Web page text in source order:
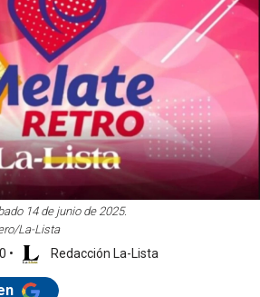
14 de junio de 2025.
La-Lista
• Redacción La-Lista